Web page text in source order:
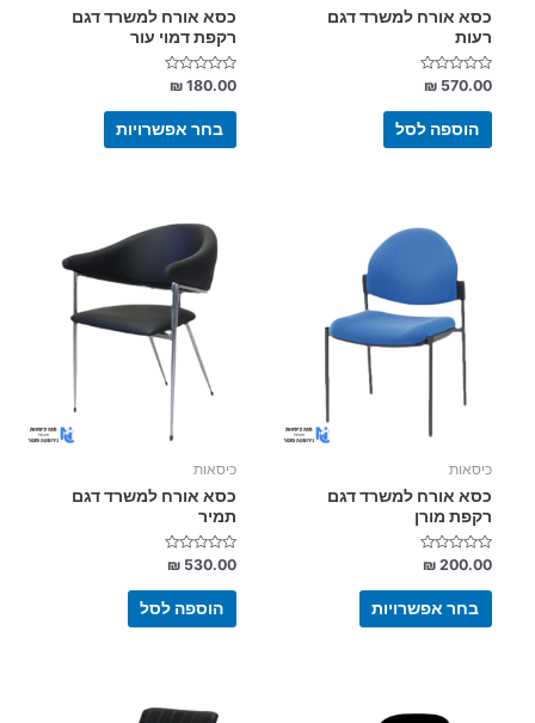
כסא אורח למשרד דגם
רעות
דורג
0
מתוך
₪570.00
הוספה לסל
כסא אורח למשרד דגם
רקפת דמוי עור
דורג
0
מתוך
₪180.00
בחר אפשרויות
המוצר
כיסאות
כסא אורח למשרד דגם
רקפת מורן
דורג
0
מתוך
₪200.00
בחר אפשרויות
מספר
סוגים.
לבחור
האפשרויות
המוצר
כיסאות
כסא אורח למשרד דגם
תמיר
דורג
0
מתוך
₪530.00
הוספה לסל